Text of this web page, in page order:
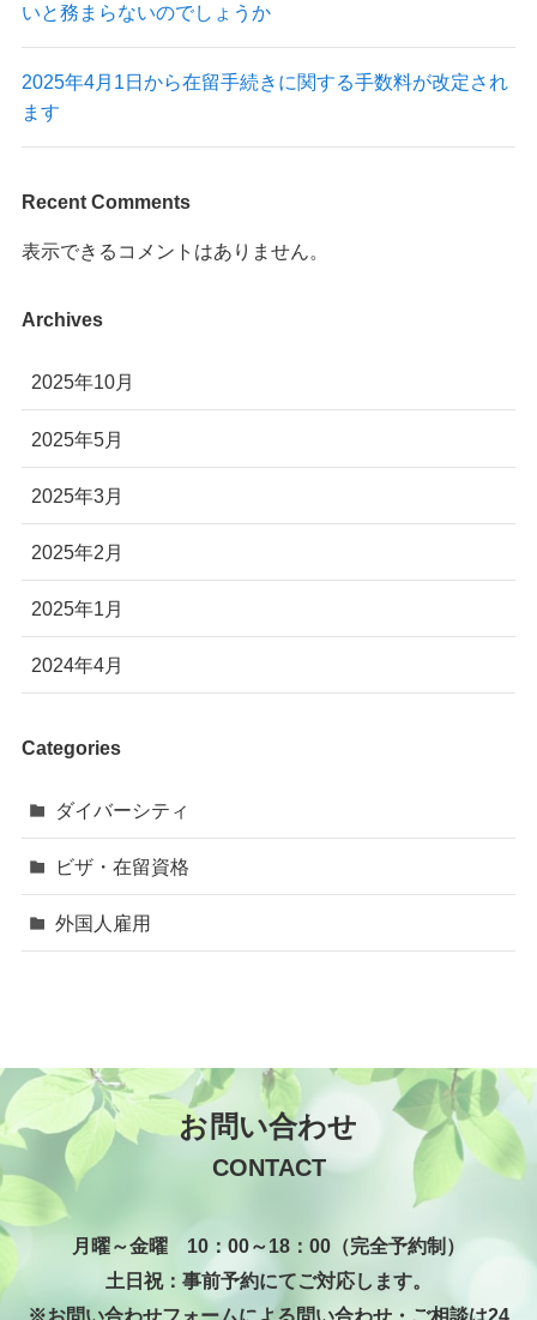
いと務まらないのでしょうか
2025年4月1日から在留手続きに関する手数料が改定され
ます
Recent Comments
表示できるコメントはありません。
Archives
2025年10月
2025年5月
2025年3月
2025年2月
2025年1月
2024年4月
Categories
ダイバーシティ
ビザ・在留資格
外国人雇用
お問い合わせ
CONTACT
月曜～金曜 10：00～18：00（完全予約制）
土日祝：事前予約にてご対応します。
※お問い合わせフォームによる問い合わせ・ご相談は24